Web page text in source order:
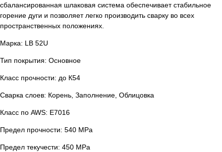
сбалансированная шлаковая система обеспечивает стабильное
горение дуги и позволяет легко производить сварку во всех
пространственных положениях.
Марка: LB 52U
Тип покрытия: Основное
Класс прочности: до К54
Сварка слоев: Корень, Заполнение, Облицовка
Класс по AWS: E7016
Предел прочности: 540 MPa
Предел текучести: 450 MPa